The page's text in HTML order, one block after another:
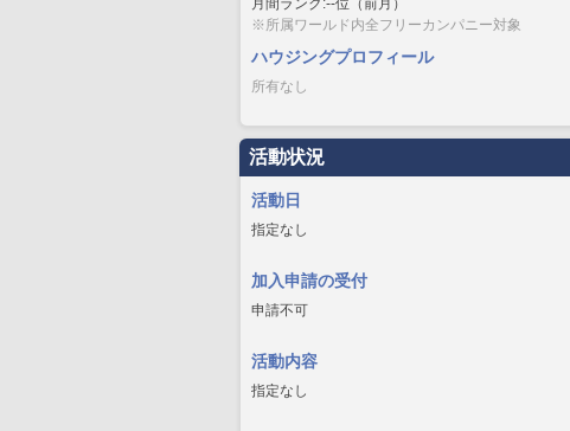
月間ランク:--位（前月）
※所属ワールド内全フリーカンパニー対象
ハウジングプロフィール
所有なし
活動状況
活動日
指定なし
加入申請の受付
申請不可
活動内容
指定なし